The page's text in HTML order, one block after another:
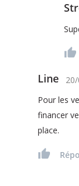
Line
Pour les
financer
place.